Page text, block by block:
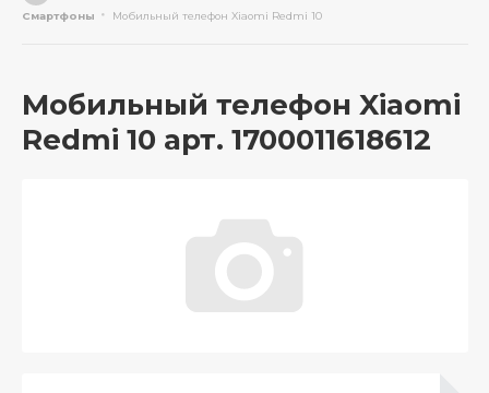
Смартфоны
Мобильный телефон Xiaomi Redmi 10
Мобильный телефон Xiaomi
Redmi 10 арт. 1700011618612